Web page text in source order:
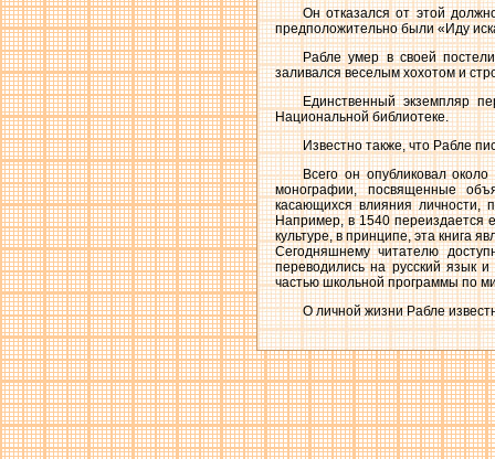
Он отказался от этой
предположительно были «Иду
Рабле умер в своей
заливался веселым хохотом и
Единственный экземпляр
Национальной библиотеке.
Известно также, что Рабле
Всего он опубликовал
монографии, посвященные
касающихся влияния личности,
Например, в 1540 переиздается
культуре, в принципе, эта книга
Сегодняшнему читателю
переводились на русский язык
частью школьной программы по
О личной жизни Рабле